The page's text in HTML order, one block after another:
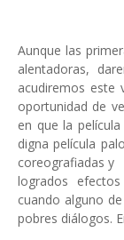
Aunque las
alentadoras,
acudiremos este
oportunidad de
en que la película
digna película
coreografiadas y
logrados
cuando alguno
pobres diálogos.